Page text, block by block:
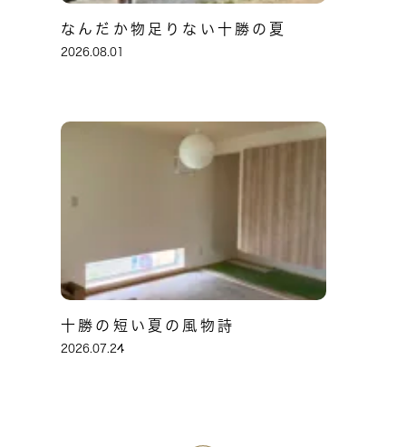
なんだか物足りない十勝の夏
2026.08.01
十勝の短い夏の風物詩
2026.07.24